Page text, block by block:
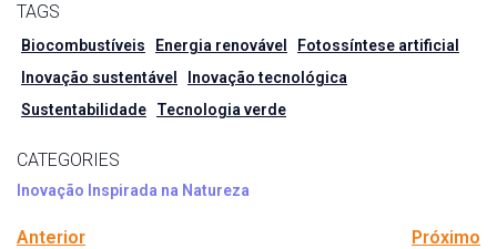
TAGS
Biocombustíveis Energia renovável
Fotossíntese artificial
Inovação sustentável
Inovação tecnológica
Sustentabilidade
Tecnologia verde
CATEGORIES
Inovação Inspirada na Natureza
Anterior Próximo